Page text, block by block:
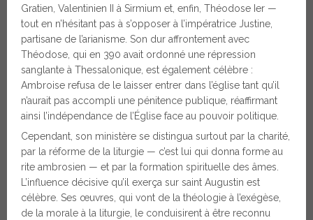
Gratien, Valentinien II à Sirmium et, enfin, Théodose Ier —
tout en n’hésitant pas à s’opposer à l’impératrice Justine,
partisane de l’arianisme. Son dur affrontement avec
Théodose, qui en 390 avait ordonné une répression
sanglante à Thessalonique, est également célèbre :
Ambroise refusa de le laisser entrer dans l’église tant qu’il
n’aurait pas accompli une pénitence publique, réaffirmant
ainsi l’indépendance de l’Église face au pouvoir politique.
Cependant, son ministère se distingua surtout par la charité,
par la réforme de la liturgie — c’est lui qui donna forme au
rite ambrosien — et par la formation spirituelle des âmes.
L’influence décisive qu’il exerça sur saint Augustin est
célèbre. Ses œuvres, qui vont de la théologie à l’exégèse,
de la morale à la liturgie, le conduisirent à être reconnu